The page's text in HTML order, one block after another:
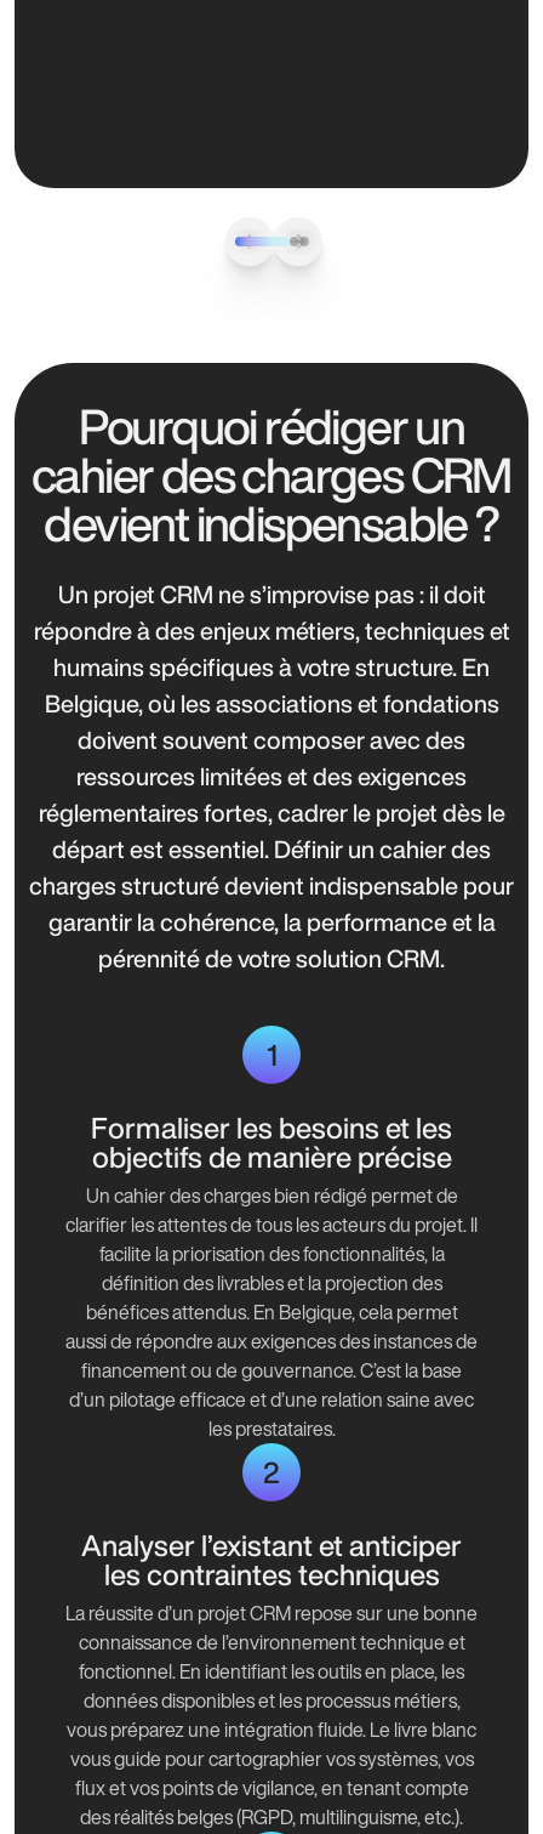
Pourquoi rédiger un
cahier des charges CRM
devient indispensable ?
Un projet CRM ne s’improvise pas : il doit
répondre à des enjeux métiers, techniques et
humains spécifiques à votre structure. En
Belgique, où les associations et fondations
doivent souvent composer avec des
ressources limitées et des exigences
réglementaires fortes, cadrer le projet dès le
départ est essentiel. Définir un cahier des
charges structuré devient indispensable pour
garantir la cohérence, la performance et la
pérennité de votre solution CRM.
1
Formaliser les besoins et les
objectifs de manière précise
Un cahier des charges bien rédigé permet de
clarifier les attentes de tous les acteurs du projet. Il
facilite la priorisation des fonctionnalités, la
définition des livrables et la projection des
bénéfices attendus. En Belgique, cela permet
aussi de répondre aux exigences des instances de
financement ou de gouvernance. C’est la base
d’un pilotage efficace et d’une relation saine avec
les prestataires.
2
Analyser l’existant et anticiper
les contraintes techniques
La réussite d’un projet CRM repose sur une bonne
connaissance de l’environnement technique et
fonctionnel. En identifiant les outils en place, les
données disponibles et les processus métiers,
vous préparez une intégration fluide. Le livre blanc
vous guide pour cartographier vos systèmes, vos
flux et vos points de vigilance, en tenant compte
des réalités belges (RGPD, multilinguisme, etc.).